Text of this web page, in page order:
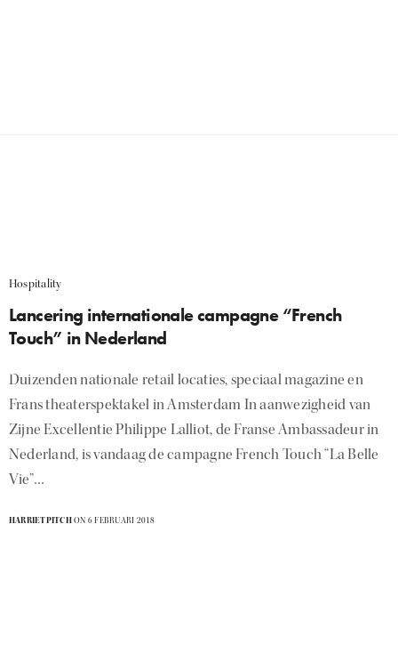
Hospitality
Lancering internationale campagne “French
Touch” in Nederland
Duizenden nationale retail locaties, speciaal magazine en
Frans theaterspektakel in Amsterdam In aanwezigheid van
Zijne Excellentie Philippe Lalliot, de Franse Ambassadeur in
Nederland, is vandaag de campagne French Touch “La Belle
Vie”…
HARRIETPITCHON 6 FEBRUARI 2018